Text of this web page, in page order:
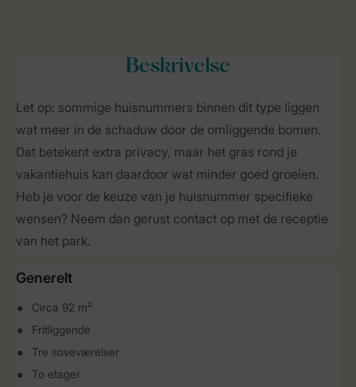
Beskrivelse
Let op: sommige huisnummers binnen dit type liggen
wat meer in de schaduw door de omliggende bomen.
Dat betekent extra privacy, maar het gras rond je
vakantiehuis kan daardoor wat minder goed groeien.
Heb je voor de keuze van je huisnummer specifieke
wensen? Neem dan gerust contact op met de receptie
van het park.
Generelt
Circa 92 m²
Fritliggende
Tre soveværelser
To etager